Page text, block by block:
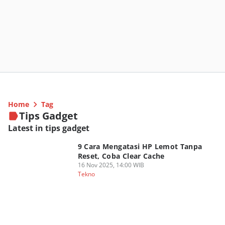
Home Tag
Tips Gadget
Latest in tips gadget
9 Cara Mengatasi HP Lemot Tanpa
Reset, Coba Clear Cache
16 Nov 2025, 14:00 WIB
Tekno